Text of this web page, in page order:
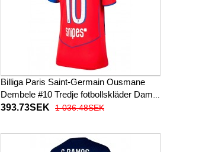
Billiga Paris Saint-Germain Ousmane
Dembele #10 Tredje fotbollskläder Dam
2025-26 Kortärmad
393.73SEK 1 036.48SEK